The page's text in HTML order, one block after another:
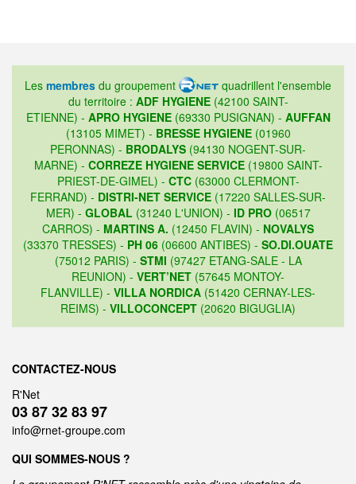
Les membres du groupement
quadrillent l'ensemble
du territoire : ADF HYGIENE(42100 SAINT-
ETIENNE) - APRO HYGIENE(69330 PUSIGNAN) - AUFFAN
(13105 MIMET) - BRESSE HYGIENE(01960
PERONNAS) - BRODALYS (94130 NOGENT-SUR-
MARNE) - CORREZE HYGIENE SERVICE(19800 SAINT-
PRIEST-DE-GIMEL) - CTC(63000 CLERMONT-
FERRAND) - DISTRI-NET SERVICE (17220 SALLES-SUR-
MER) - GLOBAL (31240 L'UNION) - ID PRO(06517
CARROS) - MARTINS A. (12450 FLAVIN) - NOVALYS
(33370 TRESSES) - PH 06 (06600 ANTIBES) - SO.DI.OUATE
(75012 PARIS) - STMI (97427 ETANG-SALE - LA
REUNION) - VERT’NET (57645 MONTOY-
FLANVILLE) - VILLA NORDICA (51420 CERNAY-LES-
REIMS) - VILLOCONCEPT (20620 BIGUGLIA)
CONTACTEZ-NOUS
R'Net
03 87 32 83 97
info@rnet-groupe.com
QUI SOMMES-NOUS ?